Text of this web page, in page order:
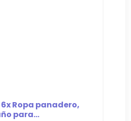
6x Ropa panadero,
para...